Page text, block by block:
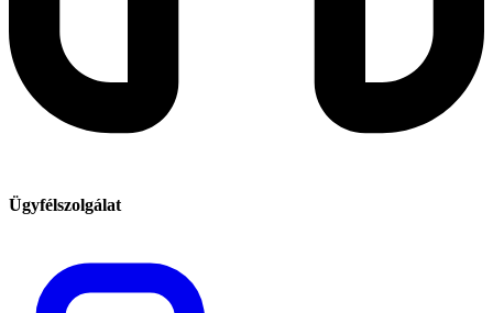
Ügyfélszolgálat